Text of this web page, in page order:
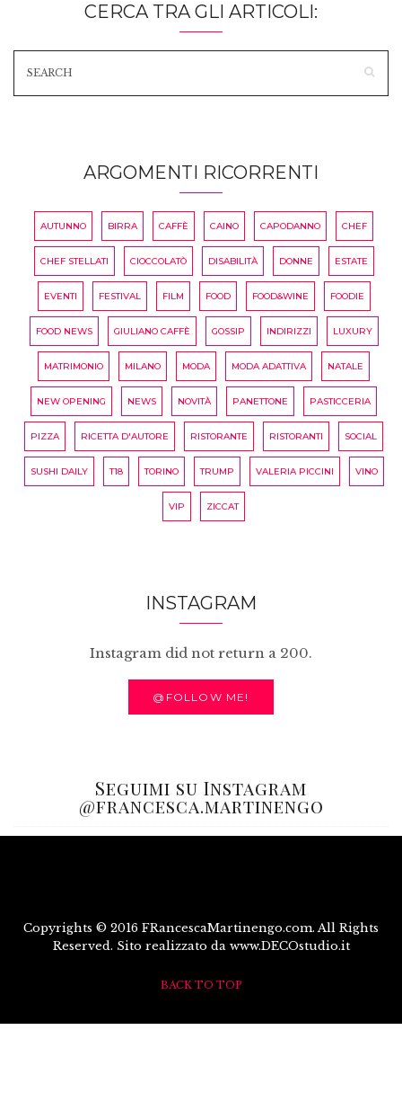
CERCA TRA GLI ARTICOLI:
ARGOMENTI RICORRENTI
AUTUNNO BIRRA CAFFÈ CAINO CAPODANNO CHEF
CHEF STELLATI CIOCCOLATÒ DISABILITÀ DONNE ESTATE
EVENTI FESTIVAL FILM FOOD FOOD&WINE FOODIE
FOOD NEWS GIULIANO CAFFÈ GOSSIP INDIRIZZI LUXURY
MATRIMONIO MILANO MODA MODA ADATTIVA NATALE
NEW OPENING NEWS NOVITÀ PANETTONE PASTICCERIA
PIZZA RICETTA D'AUTORE RISTORANTE RISTORANTI SOCIAL
SUSHI DAILY T18 TORINO TRUMP VALERIA PICCINI VINO
VIP ZICCAT
INSTAGRAM
Instagram did not return a 200.
@FOLLOW ME!
Seguimi su Instagram
@francesca.martinengo
Copyrights © 2016 FRancescaMartinengo.com. All Rights
Reserved. Sito realizzato da www.DECOstudio.it
BACK TO TOP